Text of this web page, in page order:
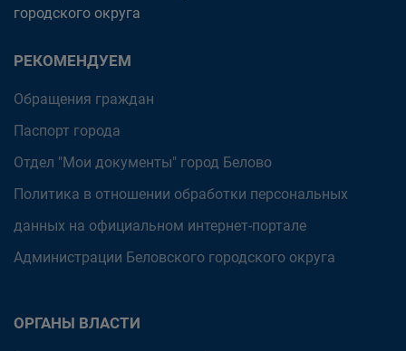
городского округа
РЕКОМЕНДУЕМ
Обращения граждан
Паспорт города
Отдел "Мои документы" город Белово
Политика в отношении обработки персональных
данных на официальном интернет-портале
Администрации Беловского городского округа
ОРГАНЫ ВЛАСТИ